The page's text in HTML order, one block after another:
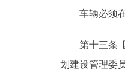
车辆必须在
第十三条 区
划建设管理委